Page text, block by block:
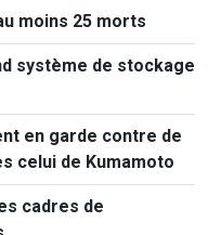
moins 25 morts
système de stockage
en garde contre de
celui de Kumamoto
cadres de